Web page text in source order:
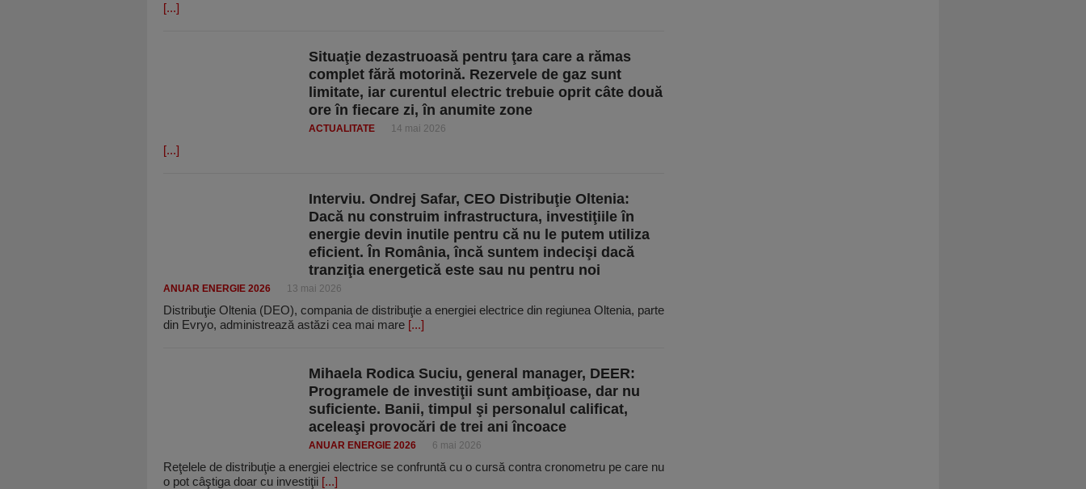
[...]
Situaţie dezastruoasă pentru ţara care a rămas
complet fără motorină. Rezervele de gaz sunt
limitate, iar curentul electric trebuie oprit câte două
ore în fiecare zi, în anumite zone
ACTUALITATE 14 mai 2026
[...]
Interviu. Ondrej Safar, CEO Distribuţie Oltenia:
Dacă nu construim infrastructura, investiţiile în
energie devin inutile pentru că nu le putem utiliza
eficient. În România, încă suntem indecişi dacă
tranziţia energetică este sau nu pentru noi
ANUAR ENERGIE 2026 13 mai 2026
Distribuţie Oltenia (DEO), compania de distribuţie a energiei electrice din regiunea Oltenia, parte
din Evryo, administrează astăzi cea mai mare [...]
Mihaela Rodica Suciu, general manager, DEER:
Programele de investiţii sunt ambiţioase, dar nu
suficiente. Banii, timpul şi personalul calificat,
aceleaşi provocări de trei ani încoace
ANUAR ENERGIE 2026 6 mai 2026
Reţelele de distribuţie a energiei electrice se confruntă cu o cursă contra cronometru pe care nu
o pot câştiga doar cu investiţii [...]